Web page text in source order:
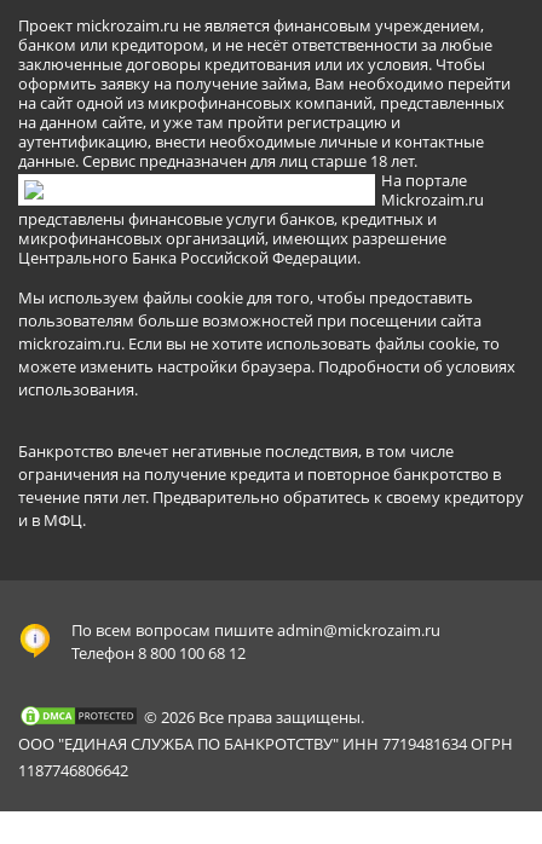
Проект mickrozaim.ru не является финансовым учреждением,
банком или кредитором, и не несёт ответственности за любые
заключенные договоры кредитования или их условия. Чтобы
оформить заявку на получение займа, Вам необходимо перейти
на сайт одной из микрофинансовых компаний, представленных
на данном сайте, и уже там пройти регистрацию и
аутентификацию, внести необходимые личные и контактные
данные. Сервис предназначен для лиц старше 18 лет.
На портале
Mickrozaim.ru
представлены финансовые услуги банков, кредитных и
микрофинансовых организаций, имеющих разрешение
Центрального Банка Российской Федерации.
Мы используем файлы cookie для того, чтобы предоставить
пользователям больше возможностей при посещении сайта
mickrozaim.ru. Если вы не хотите использовать файлы cookie, то
можете изменить настройки браузера. Подробности об условиях
использования.
Банкротство влечет негативные последствия, в том числе
ограничения на получение кредита и повторное банкротство в
течение пяти лет. Предварительно обратитесь к своему кредитору
и в МФЦ.
По всем вопросам пишитеadmin@mickrozaim.ru
Телефон 8 800 100 68 12
© 2026 Все права защищены.
ООО "ЕДИНАЯ СЛУЖБА ПО БАНКРОТСТВУ" ИНН 7719481634 ОГРН
1187746806642